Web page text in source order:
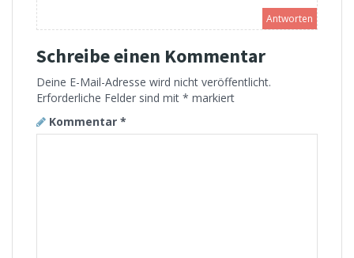
Antworten
Schreibe einen Kommentar
Deine E-Mail-Adresse wird nicht veröffentlicht.
Erforderliche Felder sind mit * markiert
Kommentar *